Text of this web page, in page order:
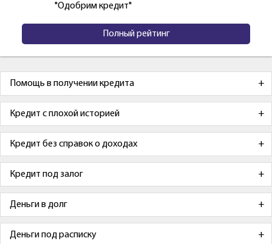
"Одобрим кредит"
Полный рейтинг
Помощь в получении кредита
Кредит с плохой историей
Кредит без справок о доходах
Кредит под залог
Деньги в долг
Деньги под расписку